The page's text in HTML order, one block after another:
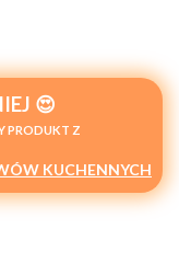
😍
PRODUKT Z
KUCHENNYCH